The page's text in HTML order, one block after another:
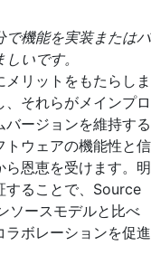
で機能を実装またはバ
いです。
リットをもたらしま
それらがメインプロ
ージョンを維持する
トウェアの機能性と信
恩恵を受けます。明
することで、Source
ソースモデルと比べ
ボレーションを促進